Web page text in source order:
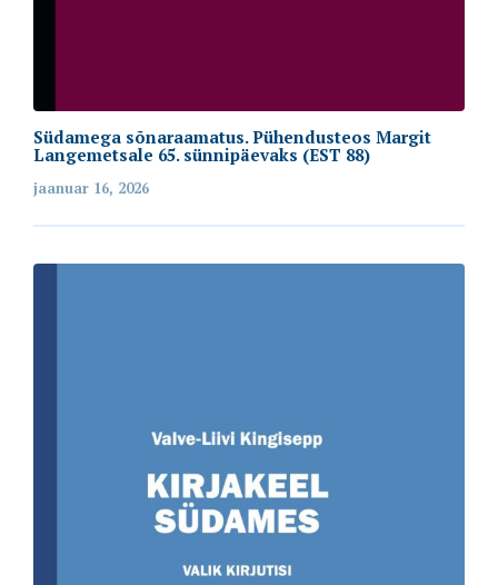
Südamega sõnaraamatus. Pühendusteos Margit
Langemetsale 65. sünnipäevaks (EST 88)
jaanuar 16, 2026